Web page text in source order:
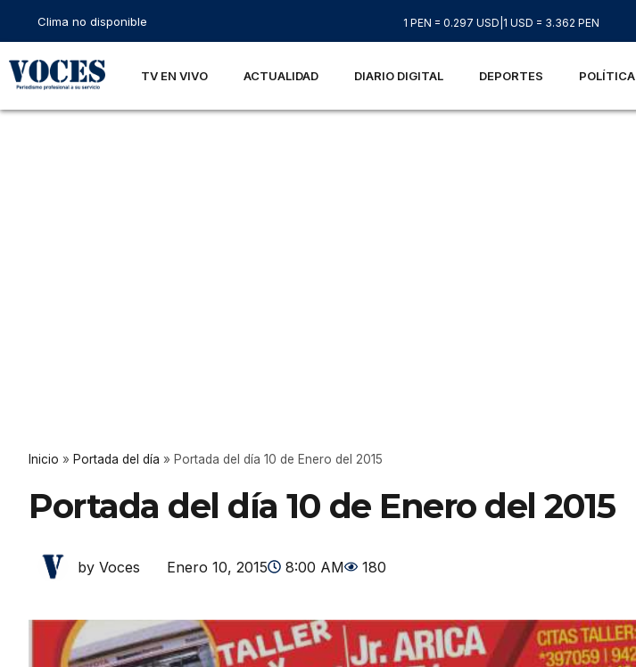
Clima no disponible 1 PEN = 0.297 USD 1 USD = 3.362 PEN
TV EN VIVO ACTUALIDAD DIARIO DIGITAL DEPORTES POLÍTICA
Inicio » Portada del día » Portada del día 10 de Enero del 2015
Portada del día 10 de Enero del 2015
by Voces Enero 10, 2015 8:00 AM 180